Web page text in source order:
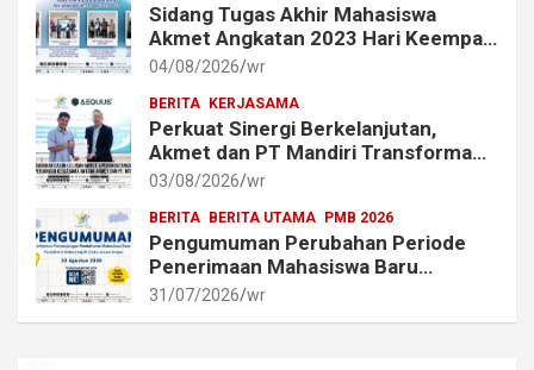
Sidang Tugas Akhir Mahasiswa
Akmet Angkatan 2023 Hari Keempat
dan Kelima Berlangsung Lancar
04/08/2026 wr
BERITA KERJASAMA
Perkuat Sinergi Berkelanjutan,
Akmet dan PT Mandiri Transforma
Global (MTG) Resmi Perpanjang
03/08/2026 wr
BERITA BERITA UTAMA PMB 2026
Pengumuman Perubahan Periode
Penerimaan Mahasiswa Baru
Akademi Metrologi dan
31/07/2026 wr